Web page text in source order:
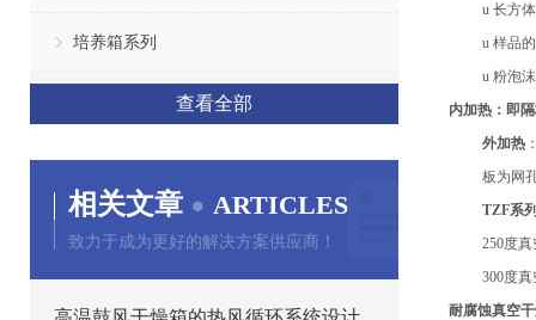
培养箱系列
查看全部
相关文章 ARTICLES
致力于成为更好的解决方案供应商！
u 长方
u 样品
u 粉泡
内加热 ： 即
外加热
板为网
TZF系
250度
300度
耐腐蚀真空